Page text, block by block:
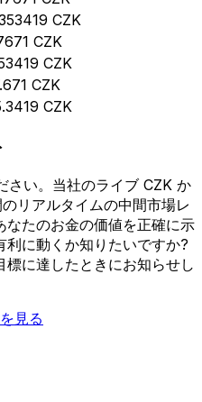
CZK
CZK
CZK
CZK
CZK
さい。当社のライブ CZK か
リアルタイムの中間市場レ
なたのお金の価値を正確に示
利に動くか知りたいですか?
に達したときにお知らせし
見る